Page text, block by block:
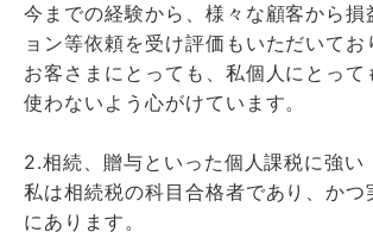
今までの経験から、様々な顧客から損
ョン等依頼を受け評価もいただいてお
お客さまにとっても、私個人にとって
使わないよう心がけています。
2.相続、贈与といった個人課税に強い
私は相続税の科目合格者であり、かつ
にあります。